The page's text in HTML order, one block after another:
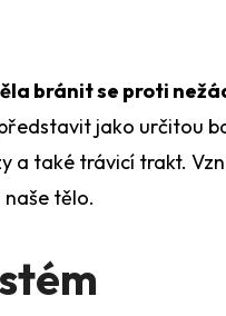
bránit se proti
jako určitou
a také trávicí trakt.
tělo.